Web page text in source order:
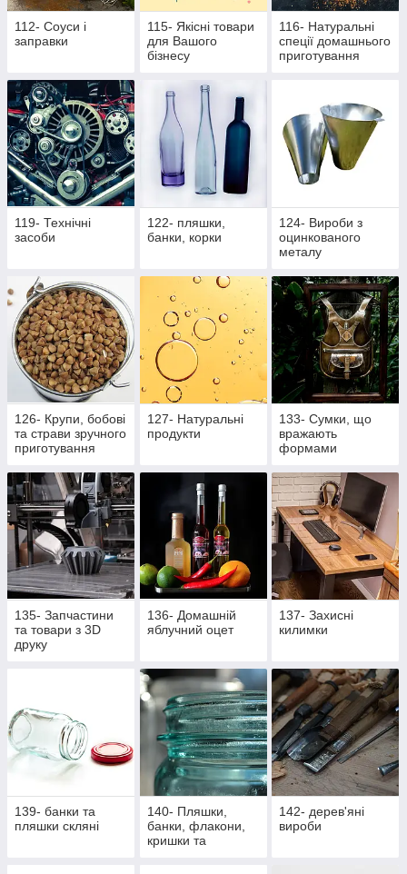
112- Соуси і
заправки
115- Якісні товари
для Вашого
бізнесу
116- Натуральні
спеції домашнього
приготування
119- Технічні
засоби
122- пляшки,
банки, корки
124- Вироби з
оцинкованого
металу
126- Крупи, бобові
та страви зручного
приготування
127- Натуральні
продукти
133- Сумки, що
вражають
формами
135- Запчастини
та товари з 3D
друку
136- Домашній
яблучний оцет
137- Захисні
килимки
139- банки та
пляшки скляні
140- Пляшки,
банки, флакони,
кришки та
142- дерев'яні
вироби